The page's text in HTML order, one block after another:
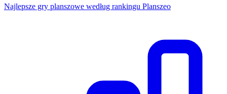
Najlepsze gry planszowe według rankingu Planszeo